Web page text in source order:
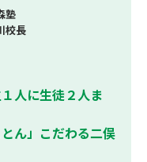
塾
校長
人に生徒２人ま
ん」こだわる二俣